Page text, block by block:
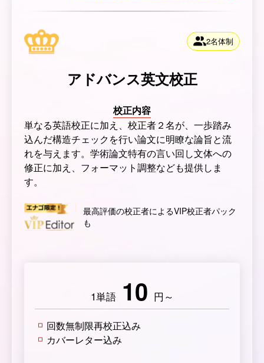
2名体制
アドバンス英文校正
校正内容
単なる英語校正に加え、校正者２名が、一歩踏み
込んだ構造チェックを行い論文に明瞭な論旨と流
れを与えます。学術論文特有の言い回し文体への
修正に加え、フォーマット調整なども提供しま
す。
最高評価の校正者によるVIP校正者パック
も
1単語 10 円～
回数無制限再校正込み
カバーレター込み